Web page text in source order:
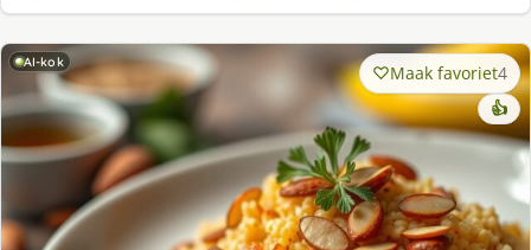
AI-kok Maak favoriet4
👍